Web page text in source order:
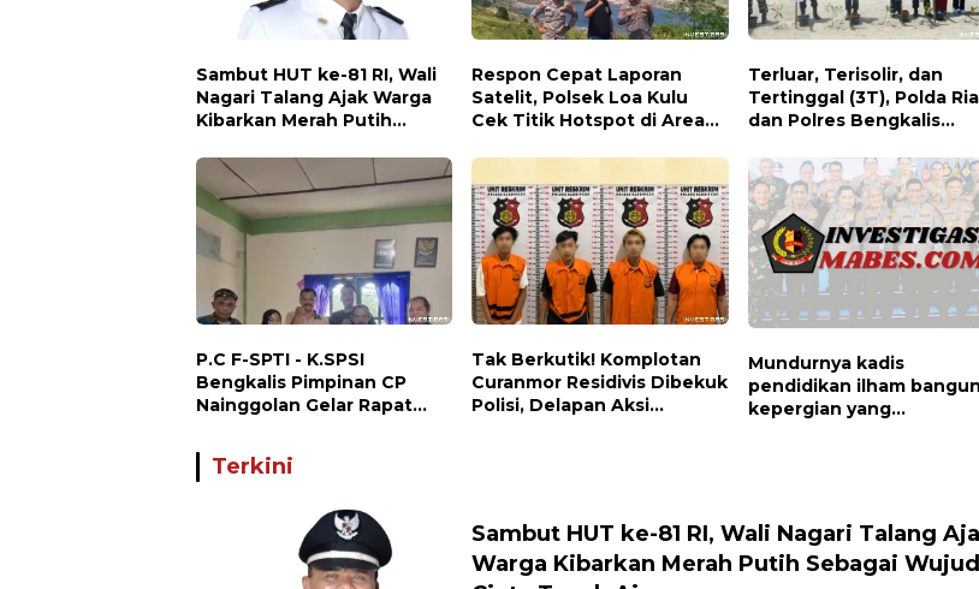
Sambut HUT ke-81 RI, Wali
Nagari Talang Ajak Warga
Kibarkan Merah Putih
Tanah Air
Respon Cepat Laporan
Satelit, Polsek Loa Kulu
Cek Titik Hotspot di Area
Terluar, Terisolir, dan
Tertinggal (3T), Polda
dan Polres Bengkalis
Kesehatan Gratis, hingga
Dialog Kebangsaan di
Rupat
P.C F-SPTI - K.SPSI
Bengkalis Pimpinan CP
Nainggolan Gelar Rapat
dan Ranting Khusus
Tak Berkutik! Komplotan
Curanmor Residivis Dibekuk
Polisi, Delapan Aksi
Mundurnya kadis
pendidikan ilham
kepergian yang
Terkini
Sambut HUT ke-81 RI, Wali Nagari Talang
Warga Kibarkan Merah Putih Sebagai Wujud